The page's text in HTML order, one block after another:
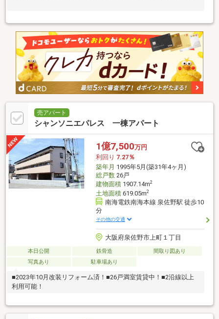
売アパート
シャンソニエパレス 一棟アパート
1億7,500万円
利回り 7.27％
築年月 1995年5月(築31年4ヶ月)
総戸数26戸
建物面積1907.14m2
土地面積619.05m2
南海電鉄南海本線 泉佐野駅 徒歩10
分
その他の交通
大阪府泉佐野市上町１丁目
本日公開 鉄骨造
間取り図あり
写真あり
駐車場あり
■2023年10月改装リフォーム済！■26戸満室賃貸中！■2沿線以上
利用可能！